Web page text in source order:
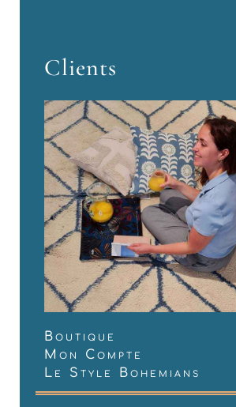
Clients
Boutique
Mon Compte
Le Style Bohemians